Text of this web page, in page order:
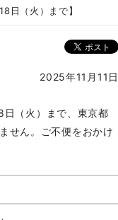
日（火）まで】
2025年11月11日
日（火）まで、東京都
せん。ご不便をおかけ